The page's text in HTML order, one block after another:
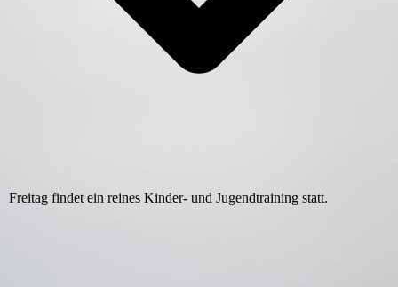
Freitag findet ein reines Kinder- und Jugendtraining statt.